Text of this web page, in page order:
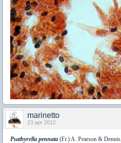
marinetto
23 apr 2012
Psathyrella pennata (Fr.) A. Pearson & Dennis,